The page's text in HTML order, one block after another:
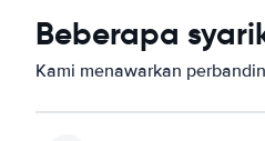
Beberapa
Kami menawarkan